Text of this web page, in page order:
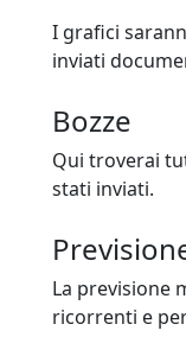
I grafici
inviati
Bozze
Qui troverai
stati inviati.
La previsione
ricorrenti e